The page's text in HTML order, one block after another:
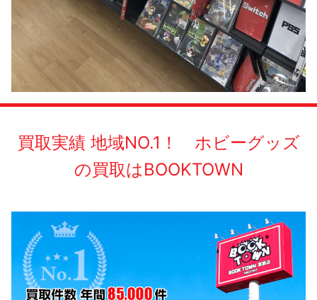
買取実績 地域NO.1！ ホビーグッズ
の買取はBOOKTOWN